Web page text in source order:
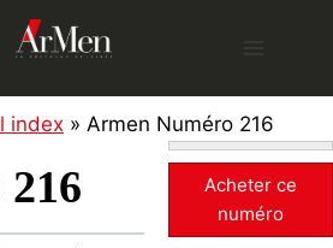
index » Armen Numéro 216
Acheter ce
numéro